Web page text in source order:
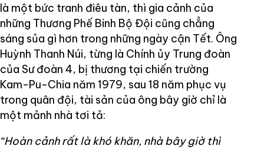
là một bức tranh điêu tàn, thì gia cảnh của
những Thương Phế Binh Bộ Đội cũng chẳng
sáng sủa gì hơn trong những ngày cận Tết. Ông
Huỳnh Thanh Núi, từng là Chính ủy Trung đoàn
của Sư đoàn 4, bị thương tại chiến trường
Kam-Pu-Chia năm 1979, sau 18 năm phục vụ
trong quân đội, tài sản của ông bây giờ chỉ là
một mảnh nhà tơi tả:
“Hoàn cảnh rất là khó khăn, nhà bây giờ thì